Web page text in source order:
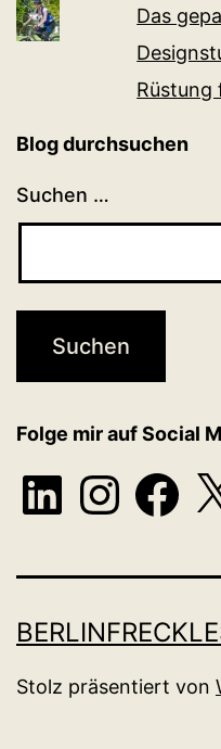
Das
Rüstung
Blog durchsuchen
Suchen …
Folge mir auf Social
LinkedInInstagramFacebook
X
Stolz präsentiert von